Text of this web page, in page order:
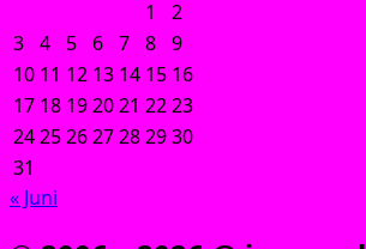
1
2
3 4 5 6 7 8 9
10 11 12 13 14 15 16
17 18 192021 2223
24252627282930
31
« Juni